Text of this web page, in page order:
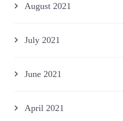
August 2021
July 2021
June 2021
April 2021